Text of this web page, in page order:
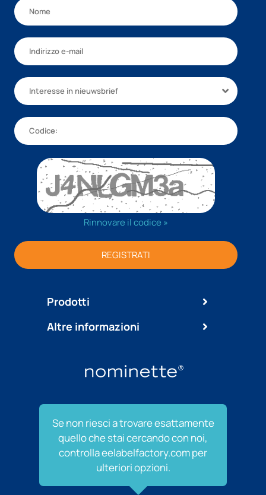
Prodotti
Interesse in nieuwsbrief
Rinnovare il codice »
REGISTRATI
Altre informazioni
Se non riesci a trovare esattamente
quello che stai cercando con noi,
controlla eelabelfactory.com per
ulteriori opzioni.